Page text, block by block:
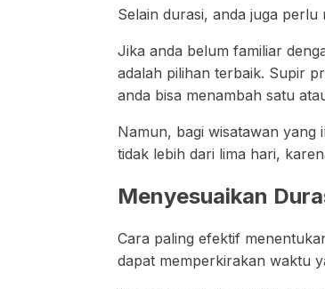
Selain durasi, anda juga
Jika anda belum familiar
adalah pilihan terbaik. Supir
anda bisa menambah satu
Namun, bagi wisatawan yang
tidak lebih dari lima hari,
Menyesuaikan
Cara paling efektif
dapat memperkirakan waktu